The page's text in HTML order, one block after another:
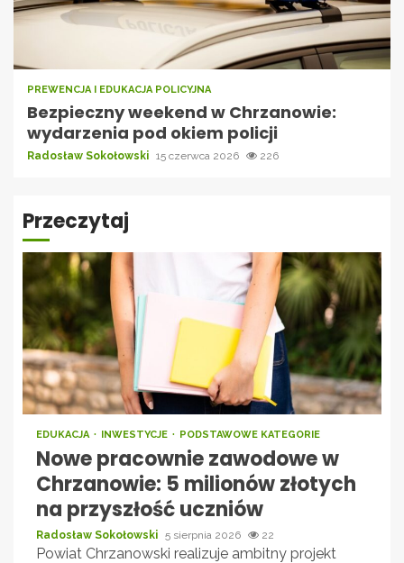
PREWENCJA I EDUKACJA POLICYJNA
Bezpieczny weekend w Chrzanowie:
wydarzenia pod okiem policji
Radosław Sokołowski 15 czerwca 2026 226
Przeczytaj
EDUKACJA INWESTYCJE PODSTAWOWE KATEGORIE
Nowe pracownie zawodowe w
Chrzanowie: 5 milionów złotych
na przyszłość uczniów
Radosław Sokołowski 5 sierpnia 2026 22
Powiat Chrzanowski realizuje ambitny projekt